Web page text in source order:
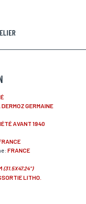
GERMAINE
AVANT 1940
: FRANCE
(31.5X47.24")
LITHO.